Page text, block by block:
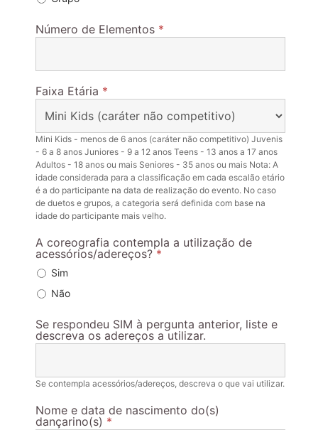
Número de Elementos *
Faixa Etária *
Mini Kids - menos de 6 anos (caráter não competitivo) Juvenis
- 6 a 8 anos Juniores - 9 a 12 anos Teens - 13 anos a 17 anos
Adultos - 18 anos ou mais Seniores - 35 anos ou mais Nota: A
idade considerada para a classificação em cada escalão etário
é a do participante na data de realização do evento. No caso
de duetos e grupos, a categoria será definida com base na
idade do participante mais velho.
A coreografia contempla a utilização de
acessórios/adereços?*
Sim
Não
Se respondeu SIM à pergunta anterior, liste e
descreva os adereços a utilizar.
Se contempla acessórios/adereços, descreva o que vai utilizar.
Nome e data de nascimento do(s)
dançarino(s) *